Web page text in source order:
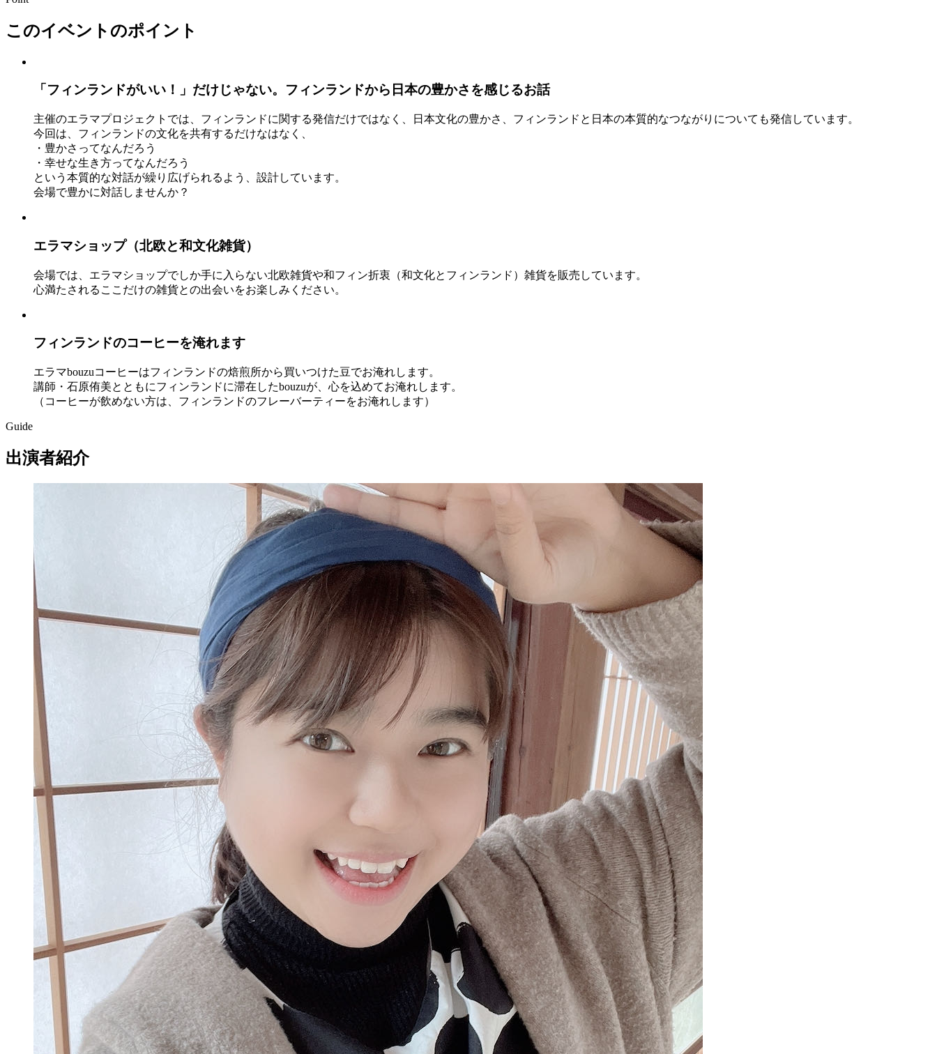
このイベントのポイント
「フィンランドがいい！」だけじゃない。フィンランドから日本の豊かさを感じるお話
主催のエラマプロジェクトでは、フィンランドに関する発信だけではなく、日本文化の豊かさ、フィンランドと日本の本質的なつながりについても発信しています。
今回は、フィンランドの文化を共有するだけなはなく、
・豊かさってなんだろう
・幸せな生き方ってなんだろう
という本質的な対話が繰り広げられるよう、設計しています。
会場で豊かに対話しませんか？
エラマショップ（北欧と和文化雑貨）
会場では、エラマショップでしか手に入らない北欧雑貨や和フィン折衷（和文化とフィンランド）雑貨を販売しています。
心満たされるここだけの雑貨との出会いをお楽しみください。
フィンランドのコーヒーを淹れます
エラマbouzuコーヒーはフィンランドの焙煎所から買いつけた豆でお淹れします。
講師・石原侑美とともにフィンランドに滞在したbouzuが、心を込めてお淹れします。
（コーヒーが飲めない方は、フィンランドのフレーバーティーをお淹れします）
Guide
出演者紹介